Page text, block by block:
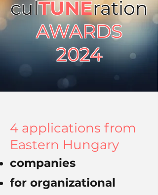
culTUNEration
AWARDS
2024
4 applications from
Eastern Hungary
companies
for organizational